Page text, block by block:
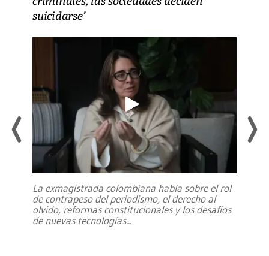
suicidarse’
La exmagistrada colombiana habla sobre el rol
de contrapeso del periodismo, el derecho al
olvido, reformas constitucionales y los desafíos
de nuevas tecnologías...